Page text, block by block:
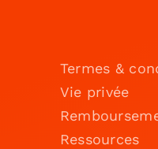
Termes &
Vie privée
Ressources